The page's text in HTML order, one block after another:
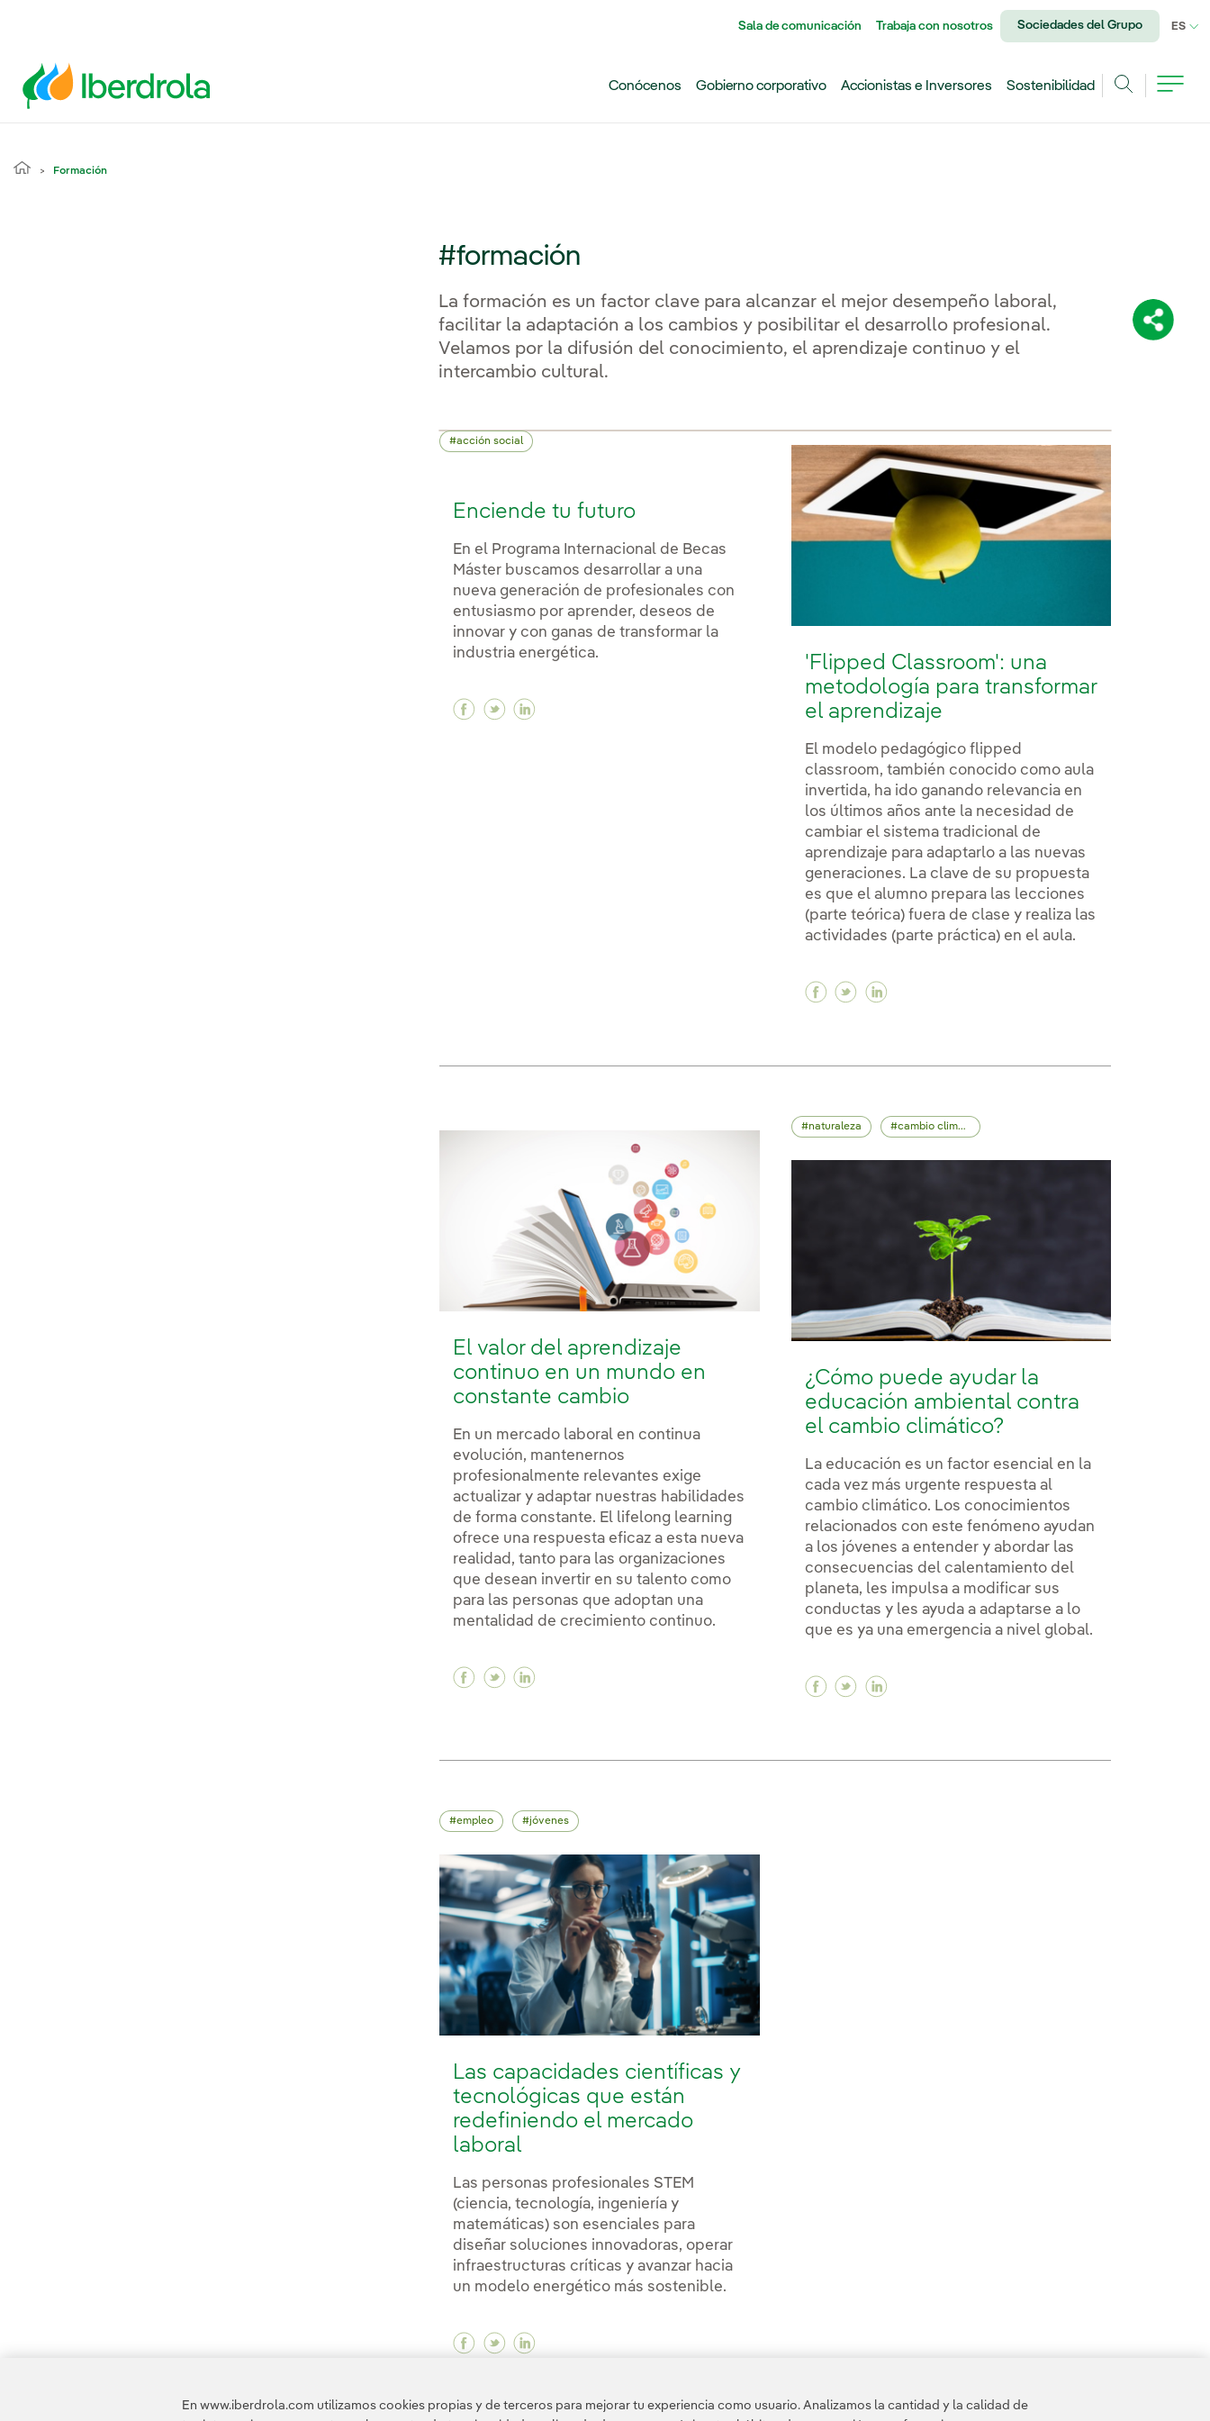
Sala de comunicación Trabaja con nosotros Sociedades del Grupo ES
Conócenos Gobierno corporativo Accionistas e Inversores
Sostenibilidad
Formación
#formación
La formación es un factor clave para alcanzar el mejor desempeño laboral,
facilitar la adaptación a los cambios y posibilitar el desarrollo profesional.
Velamos por la difusión del conocimiento, el aprendizaje continuo y el
intercambio cultural.
acción social
Enciende tu futuro
En el Programa Internacional de Becas
Máster buscamos desarrollar a una
nueva generación de profesionales con
entusiasmo por aprender, deseos de
innovar y con ganas de transformar la
industria energética.
Facebook Enciende tu futuro
Twitter Enciende tu futuro
'Flipped Classroom': una
metodología para transformar
el aprendizaje
El modelo pedagógico flipped
classroom, también conocido como aula
invertida, ha ido ganando relevancia en
los últimos años ante la necesidad de
cambiar el sistema tradicional de
aprendizaje para adaptarlo a las nuevas
generaciones. La clave de su propuesta
es que el alumno prepara las lecciones
(parte teórica) fuera de clase y realiza las
actividades (parte práctica) en el aula.
Facebook 'Flipped Classroom': una metodología
Twitter 'Flipped Classroom': una metodología
El valor del aprendizaje
continuo en un mundo en
constante cambio
En un mercado laboral en continua
evolución, mantenernos
profesionalmente relevantes exige
actualizar y adaptar nuestras habilidades
de forma constante. El lifelong learning
ofrece una respuesta eficaz a esta nueva
realidad, tanto para las organizaciones
que desean invertir en su talento como
para las personas que adoptan una
mentalidad de crecimiento continuo.
Facebook El valor del aprendizaje continuo en un mundo en constante cambio
Twitter El valor del aprendizaje continuo en un mundo en constante cambio
Linkedin El valor del aprendizaje continuo en un mundo en constante cambio
naturaleza cambio climático
¿Cómo puede ayudar la
educación ambiental contra
el cambio climático?
La educación es un factor esencial en la
cada vez más urgente respuesta al
cambio climático. Los conocimientos
relacionados con este fenómeno ayudan
a los jóvenes a entender y abordar las
consecuencias del calentamiento del
planeta, les impulsa a modificar sus
conductas y les ayuda a adaptarse a lo
que es ya una emergencia a nivel global.
Facebook ¿Cómo puede ayudar la educación
Twitter ¿Cómo puede ayudar la educación
empleo jóvenes
Las capacidades científicas y
tecnológicas que están
redefiniendo el mercado
laboral
Las personas profesionales STEM
(ciencia, tecnología, ingeniería y
matemáticas) son esenciales para
diseñar soluciones innovadoras, operar
infraestructuras críticas y avanzar hacia
un modelo energético más sostenible.
Facebook Las capacidades científicas y tecnológicas que están redefiniendo el mercado laboral
Twitter Las capacidades científicas y tecnológicas que están redefiniendo el mercado laboral
En www.iberdrola.com utilizamos cookies propias y de terceros para mejorar tu experiencia como usuario. Analizamos la cantidad y la calidad de